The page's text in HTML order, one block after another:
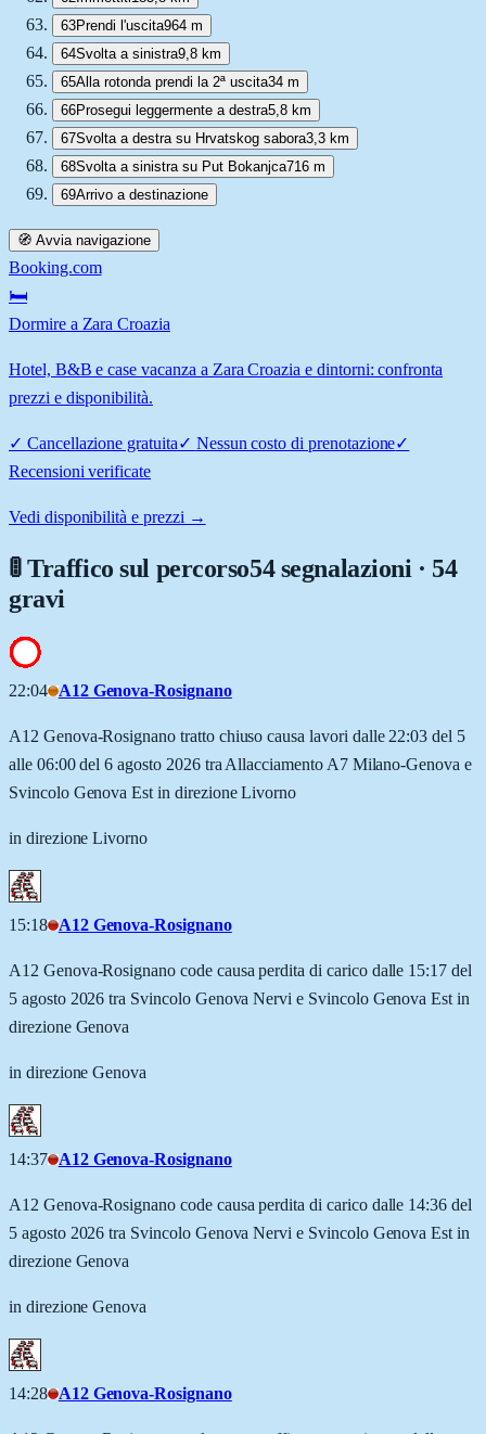
63Prendi l'uscita964 m
64Svolta a sinistra9,8 km
65Alla rotonda prendi la 2ª uscita34 m
66Prosegui leggermente a destra5,8 km
67Svolta a destra su Hrvatskog sabora3,3 km
68Svolta a sinistra su Put Bokanjca716 m
69Arrivo a destinazione
🧭 Avvia navigazione
Booking.com
🛏️
Dormire a Zara Croazia
Hotel, B&B e case vacanza a Zara Croazia e dintorni: confronta
prezzi e disponibilità.
✓ Cancellazione gratuita✓ Nessun costo di prenotazione✓
Recensioni verificate
Vedi disponibilità e prezzi →
🚦 Traffico sul percorso54 segnalazioni · 54
gravi
22:04 A12 Genova-Rosignano
A12 Genova-Rosignano tratto chiuso causa lavori dalle 22:03 del 5
alle 06:00 del 6 agosto 2026 tra Allacciamento A7 Milano-Genova e
Svincolo Genova Est in direzione Livorno
in direzione Livorno
15:18 A12 Genova-Rosignano
A12 Genova-Rosignano code causa perdita di carico dalle 15:17 del
5 agosto 2026 tra Svincolo Genova Nervi e Svincolo Genova Est in
direzione Genova
in direzione Genova
14:37 A12 Genova-Rosignano
A12 Genova-Rosignano code causa perdita di carico dalle 14:36 del
5 agosto 2026 tra Svincolo Genova Nervi e Svincolo Genova Est in
direzione Genova
in direzione Genova
14:28 A12 Genova-Rosignano